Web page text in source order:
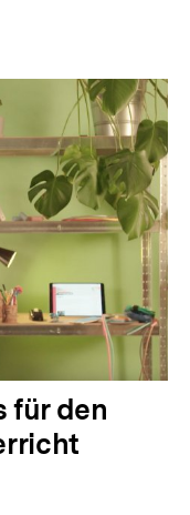
für den